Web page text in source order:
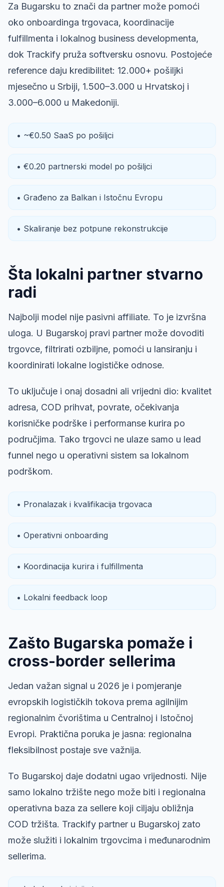
Za Bugarsku to znači da partner može pomoći
oko onboardinga trgovaca, koordinacije
fulfillmenta i lokalnog business developmenta,
dok Trackify pruža softversku osnovu. Postojeće
reference daju kredibilitet: 12.000+ pošiljki
mjesečno u Srbiji, 1.500–3.000 u Hrvatskoj i
3.000–6.000 u Makedoniji.
• ~€0.50 SaaS po pošiljci
• €0.20 partnerski model po pošiljci
• Građeno za Balkan i Istočnu Evropu
• Skaliranje bez potpune rekonstrukcije
Šta lokalni partner stvarno
radi
Najbolji model nije pasivni affiliate. To je izvršna
uloga. U Bugarskoj pravi partner može dovoditi
trgovce, filtrirati ozbiljne, pomoći u lansiranju i
koordinirati lokalne logističke odnose.
To uključuje i onaj dosadni ali vrijedni dio: kvalitet
adresa, COD prihvat, povrate, očekivanja
korisničke podrške i performanse kurira po
područjima. Tako trgovci ne ulaze samo u lead
funnel nego u operativni sistem sa lokalnom
podrškom.
• Pronalazak i kvalifikacija trgovaca
• Operativni onboarding
• Koordinacija kurira i fulfillmenta
• Lokalni feedback loop
Zašto Bugarska pomaže i
cross-border sellerima
Jedan važan signal u 2026 je i pomjeranje
evropskih logističkih tokova prema agilnijim
regionalnim čvorištima u Centralnoj i Istočnoj
Evropi. Praktična poruka je jasna: regionalna
fleksibilnost postaje sve važnija.
To Bugarskoj daje dodatni ugao vrijednosti. Nije
samo lokalno tržište nego može biti i regionalna
operativna baza za sellere koji ciljaju obližnja
COD tržišta. Trackify partner u Bugarskoj zato
može služiti i lokalnim trgovcima i međunarodnim
sellerima.